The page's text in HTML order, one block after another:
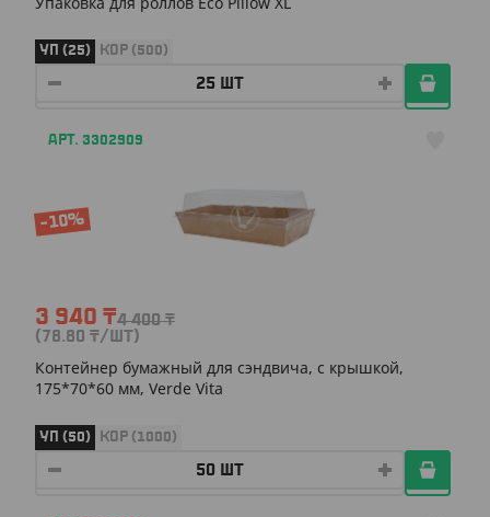
УП (25) КОР (500)
АРТ. 3302909
-10%
3 940 ₸4 400₸
(78.80 ₸/ШТ)
Контейнер бумажный для сэндвича, с крышкой,
175*70*60 мм, Verde Vita
УП (50) КОР (1000)